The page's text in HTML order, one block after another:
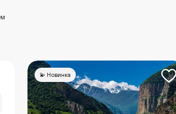
💫 Новинка